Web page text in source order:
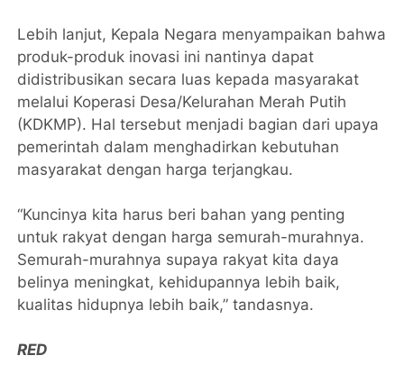
Lebih lanjut, Kepala Negara menyampaikan bahwa
produk-produk inovasi ini nantinya dapat
didistribusikan secara luas kepada masyarakat
melalui Koperasi Desa/Kelurahan Merah Putih
(KDKMP). Hal tersebut menjadi bagian dari upaya
pemerintah dalam menghadirkan kebutuhan
masyarakat dengan harga terjangkau.
“Kuncinya kita harus beri bahan yang penting
untuk rakyat dengan harga semurah-murahnya.
Semurah-murahnya supaya rakyat kita daya
belinya meningkat, kehidupannya lebih baik,
kualitas hidupnya lebih baik,” tandasnya.
RED